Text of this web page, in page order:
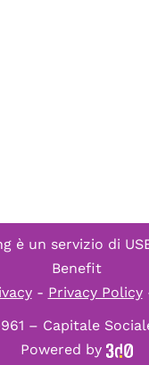
è un servizio di
Benefit
- Privacy Policy
– Capitale
Powered by